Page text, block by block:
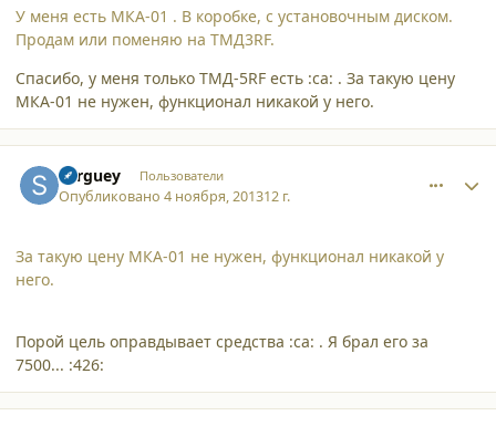
У меня есть МКА-01 . В коробке, с установочным диском.
Продам или поменяю на ТМД3RF.
Спасибо, у меня только ТМД-5RF есть :ca: . За такую цену
МКА-01 не нужен, функционал никакой у него.
Serguey Пользователи
Опубликовано4 ноября, 201312 г.
За такую цену МКА-01 не нужен, функционал никакой у
него.
Порой цель оправдывает средства :ca: . Я брал его за
7500... :426: